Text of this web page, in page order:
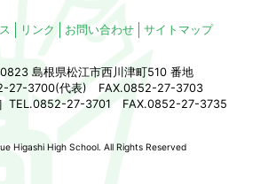
リンク お問い合わせ サイトマップ
島根県松江市西川津町510 番地
27-3700(代表) FAX.0852-27-3703
］TEL.0852-27-3701 FAX.0852-27-3735
Higashi High School. All Rights Reserved